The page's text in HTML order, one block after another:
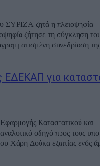
ΣΥΡΙΖΑ ζητά η πλειοψηφία
ζήτησε τη σύγκληση του
συνεδρίαση της
ΕΔΕΚΑΠ για
Καταστατικού και
οδηγό προς τους
Χάρη Δούκα εξαιτίας ενός